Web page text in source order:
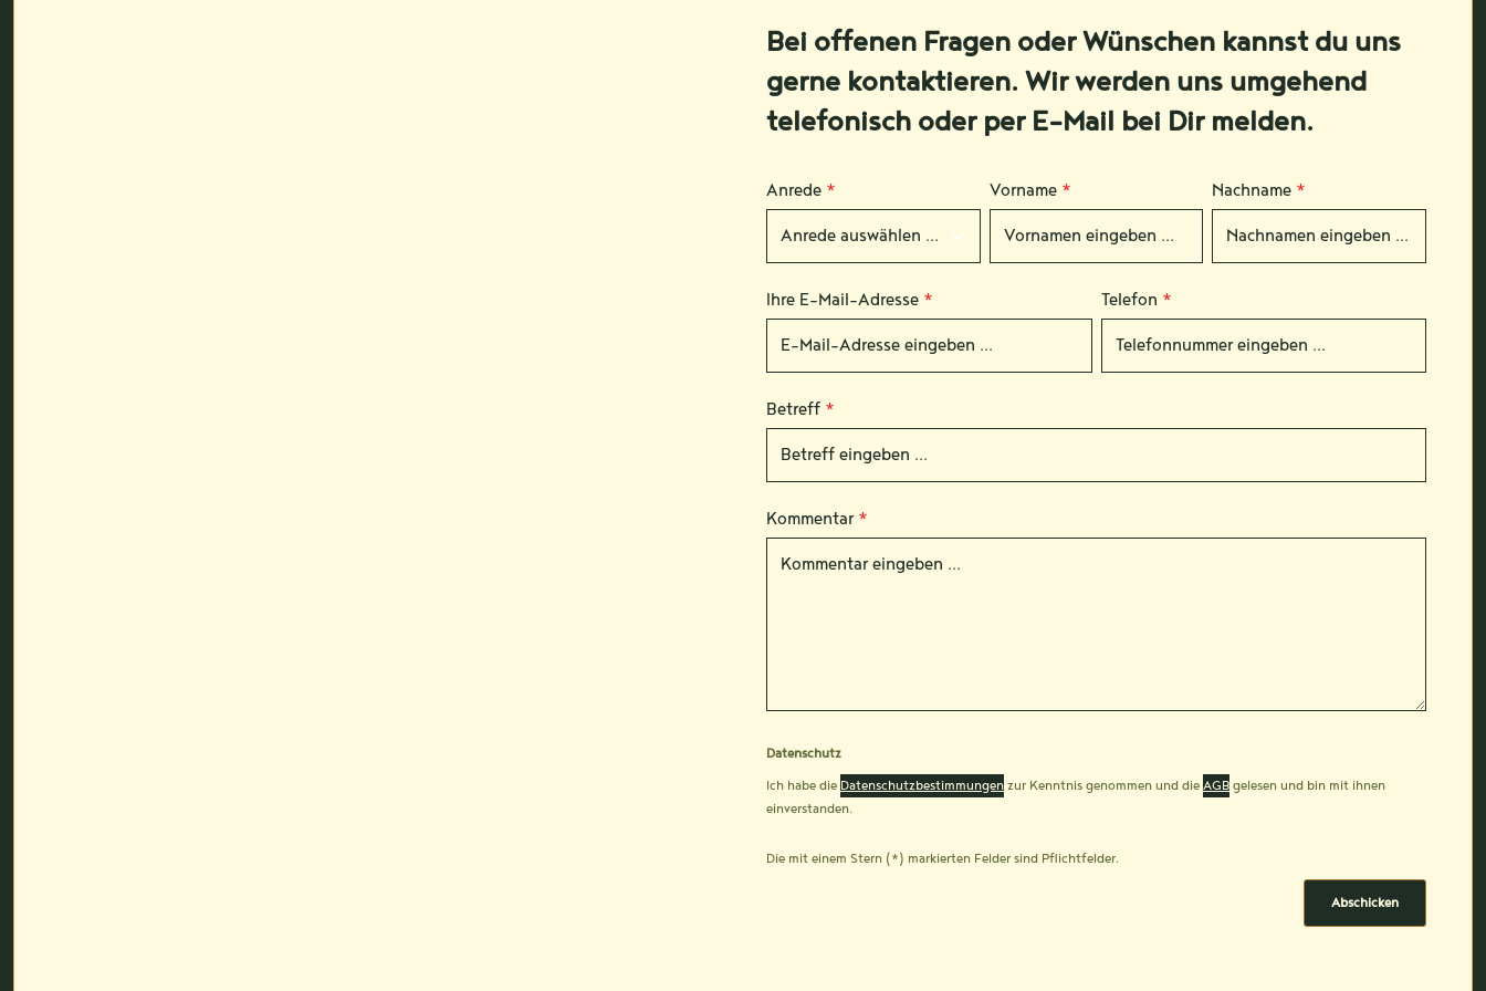
Bei offenen Fragen oder Wünschen kannst du uns
gerne kontaktieren. Wir werden uns umgehend
telefonisch oder per E-Mail bei Dir melden.
Anrede * Vorname * Nachname *
Ihre E-Mail-Adresse * Telefon *
Betreff *
Kommentar *
Datenschutz
Ich habe die Datenschutzbestimmungen zur Kenntnis genommen und die AGB gelesen und bin mit ihnen
einverstanden.
Die mit einem Stern (*) markierten Felder sind Pflichtfelder.
Abschicken